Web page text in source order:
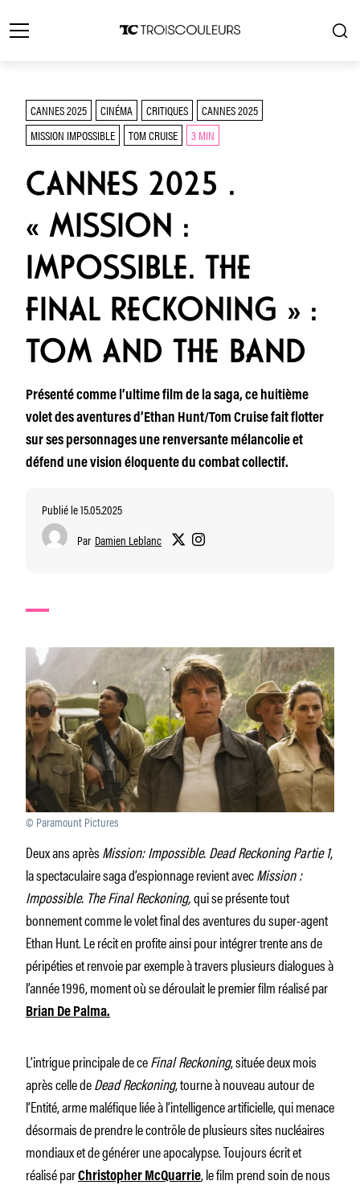
CANNES 2025 CINÉMA CRITIQUES
CANNES 2025
MISSION IMPOSSIBLE
TOM CRUISE 3 MIN
CANNES 2025 .
« MISSION :
IMPOSSIBLE. THE
FINAL RECKONING » :
TOM AND THE BAND
Présenté comme l’ultime film de la saga, ce huitième
volet des aventures d’Ethan Hunt/Tom Cruise fait flotter
sur ses personnages une renversante mélancolie et
défend une vision éloquente du combat collectif.
Publié le 15.05.2025
Par Damien Leblanc
© Paramount Pictures
Deux ans aprèsMission: Impossible. Dead Reckoning Partie 1,
la spectaculaire saga d’espionnage revient avecMission :
Impossible. The Final Reckoning,qui se présente tout
bonnement comme le volet final des aventures du super-agent
Ethan Hunt. Le récit en profite ainsi pour intégrer trente ans de
péripéties et renvoie par exemple à travers plusieurs dialogues à
l’année 1996, moment où se déroulait le premier film réalisé par
Brian De Palma.
L’intrigue principale de ceFinal Reckoning, située deux mois
après celle deDead Reckoning, tourne à nouveau autour de
l’Entité, arme maléfique liée à l’intelligence artificielle, qui menace
désormais de prendre le contrôle de plusieurs sites nucléaires
mondiaux et de générer une apocalypse. Toujours écrit et
réalisé parChristopher McQuarrie, le film prend soin de nous